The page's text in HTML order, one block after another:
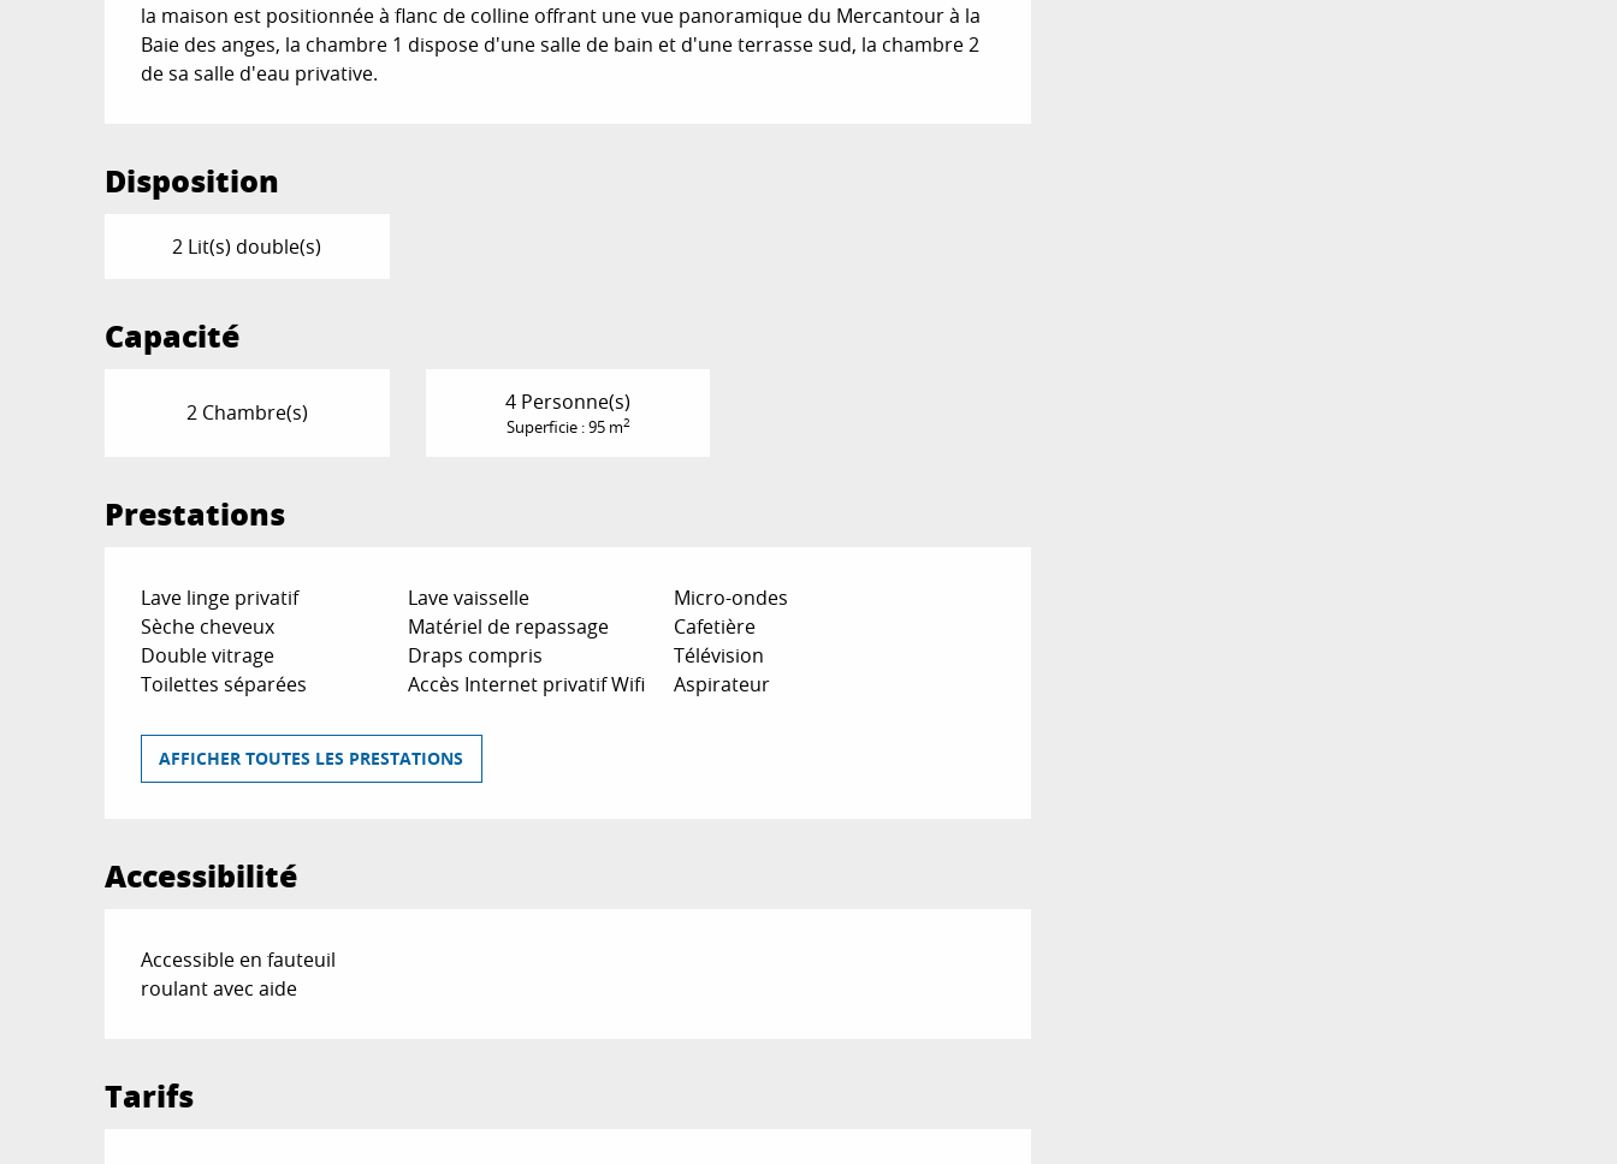
la maison est positionnée à flanc de colline offrant une vue panoramique du Mercantour à la
Baie des anges, la chambre 1 dispose d'une salle de bain et d'une terrasse sud, la chambre 2
de sa salle d'eau privative.
Disposition
2 Lit(s) double(s)
Capacité
2 Chambre(s) 4 Personne(s)
Superficie : 95 m2
Prestations
Lave linge privatif Lave vaisselle
Micro-ondes
Sèche cheveux
Matériel de repassage
Cafetière
Double vitrage
Draps compris
Télévision
Toilettes séparées
Accès Internet privatif Wifi Aspirateur
AFFICHER TOUTES LES PRESTATIONS
Accessibilité
Accessible en fauteuil
roulant avec aide
Tarifs